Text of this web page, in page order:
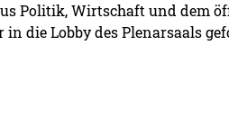
Politik, Wirtschaft und dem
die Lobby des Plenarsaals